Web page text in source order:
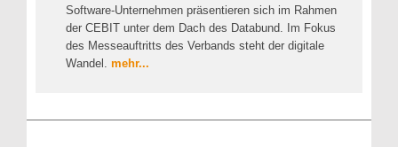
Software-Unternehmen präsentieren sich im Rahmen
der CEBIT unter dem Dach des Databund. Im Fokus
des Messeauftritts des Verbands steht der digitale
Wandel. mehr...